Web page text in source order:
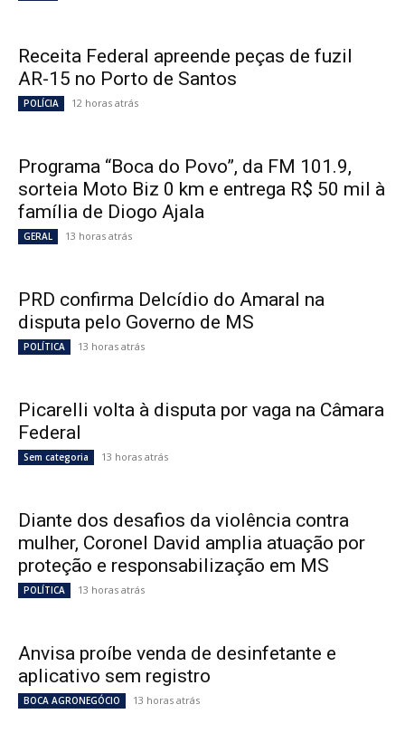
Receita Federal apreende peças de fuzil
AR-15 no Porto de Santos
POLÍCIA 12 horas atrás
Programa “Boca do Povo”, da FM 101.9,
sorteia Moto Biz 0 km e entrega R$ 50 mil à
família de Diogo Ajala
GERAL 13 horas atrás
PRD confirma Delcídio do Amaral na
disputa pelo Governo de MS
POLÍTICA 13 horas atrás
Picarelli volta à disputa por vaga na Câmara
Federal
Sem categoria 13 horas atrás
Diante dos desafios da violência contra
mulher, Coronel David amplia atuação por
proteção e responsabilização em MS
POLÍTICA 13 horas atrás
Anvisa proíbe venda de desinfetante e
aplicativo sem registro
BOCA AGRONEGÓCIO 13 horas atrás